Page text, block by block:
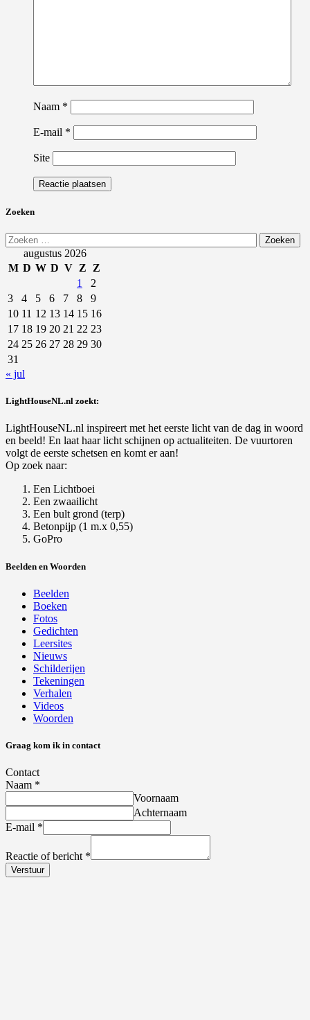
Naam *
E-mail *
Site
Zoeken
Zoeken
naar:augustus 2026
M D W D V Z
Z
1
2
3
4 5 6 7 8
9
10 11 12 13 14 15 16
17 18 19 20 21 22 23
24 25 26 27 28 29 30
31
« jul
LightHouseNL.nl zoekt:
LightHouseNL.nl inspireert met het eerste licht van de dag in woord
en beeld! En laat haar licht schijnen op actualiteiten. De vuurtoren
volgt de eerste schetsen en komt er aan!
Op zoek naar:
Een Lichtboei
Een zwaailicht
Een bult grond (terp)
Betonpijp (1 m.x 0,55)
GoPro
Beelden en Woorden
Beelden
Boeken
Fotos
Gedichten
Leersites
Nieuws
Schilderijen
Tekeningen
Verhalen
Videos
Woorden
Graag kom ik in contact
Contact
Naam *
Voornaam
Achternaam
E-mail *
Reactie of bericht *
Verstuur